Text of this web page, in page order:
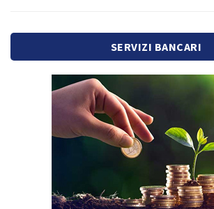
SERVIZI BANCARI